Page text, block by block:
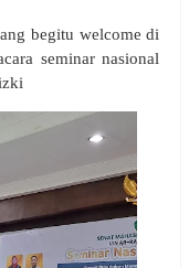
begitu welcome di
seminar nasional